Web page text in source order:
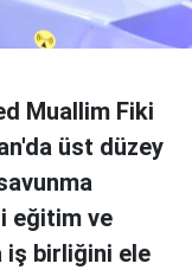
Muallim Fiki
üst düzey
eğitim ve
iş birliğini ele